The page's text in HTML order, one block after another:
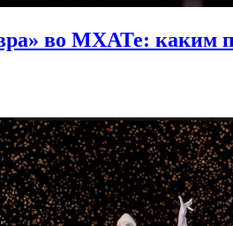
во МХАТе: каким